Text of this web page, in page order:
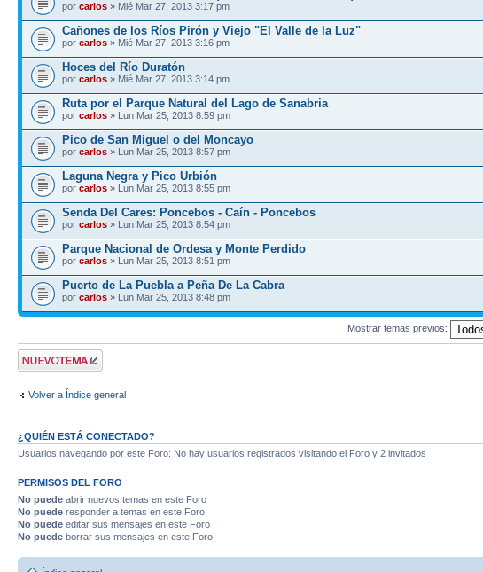
por carlos » Mié Mar 27, 2013 3:17 pm
Cañones de los Ríos Pirón y Viejo "El Valle de la Luz"
por carlos » Mié Mar 27, 2013 3:16 pm
Hoces del Río Duratón
por carlos » Mié Mar 27, 2013 3:14 pm
Ruta por el Parque Natural del Lago de Sanabria
por carlos » Lun Mar 25, 2013 8:59 pm
Pico de San Miguel o del Moncayo
por carlos » Lun Mar 25, 2013 8:57 pm
Laguna Negra y Pico Urbión
por carlos » Lun Mar 25, 2013 8:55 pm
Senda Del Cares: Poncebos - Caín - Poncebos
por carlos » Lun Mar 25, 2013 8:54 pm
Parque Nacional de Ordesa y Monte Perdido
por carlos » Lun Mar 25, 2013 8:51 pm
Puerto de La Puebla a Peña De La Cabra
por carlos » Lun Mar 25, 2013 8:48 pm
Mostrar temas previos:
Publicar un nuevo
tema
Volver a Índice general
¿QUIÉN ESTÁ CONECTADO?
Usuarios navegando por este Foro: No hay usuarios registrados visitando el Foro y 2 invitados
PERMISOS DEL FORO
No puede abrir nuevos temas en este Foro
No puede responder a temas en este Foro
No puede editar sus mensajes en este Foro
No puede borrar sus mensajes en este Foro